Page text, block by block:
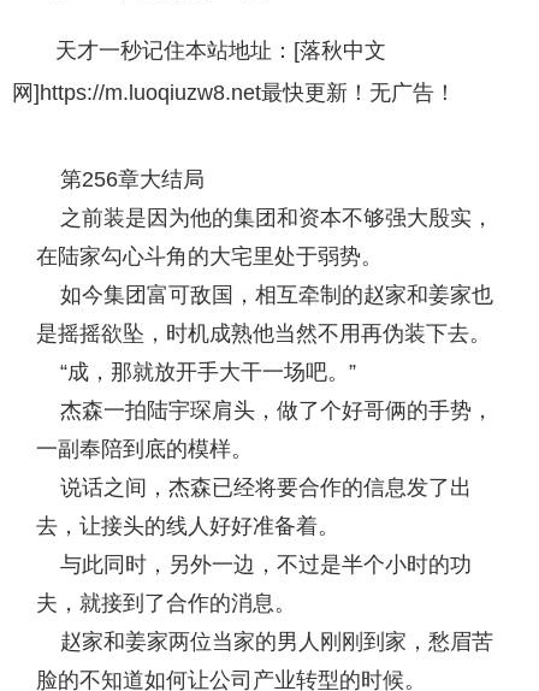
天才一秒记住本站地址：[落秋中文
网]https://m.luoqiuzw8.net最快更新！无广告！
第256章大结局
之前装是因为他的集团和资本不够强大殷实，
在陆家勾心斗角的大宅里处于弱势。
如今集团富可敌国，相互牵制的赵家和姜家也
是摇摇欲坠，时机成熟他当然不用再伪装下去。
“成，那就放开手大干一场吧。”
杰森一拍陆宇琛肩头，做了个好哥俩的手势，
一副奉陪到底的模样。
说话之间，杰森已经将要合作的信息发了出
去，让接头的线人好好准备着。
与此同时，另外一边，不过是半个小时的功
夫，就接到了合作的消息。
赵家和姜家两位当家的男人刚刚到家，愁眉苦
脸的不知道如何让公司产业转型的时候。